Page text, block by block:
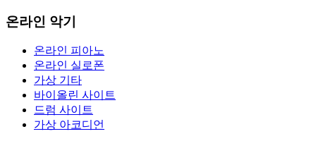
온라인 악기
온라인 피아노
온라인 실로폰
가상 기타
바이올린 사이트
드럼 사이트
가상 아코디언